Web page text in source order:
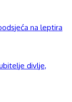
na leptira
divlje,